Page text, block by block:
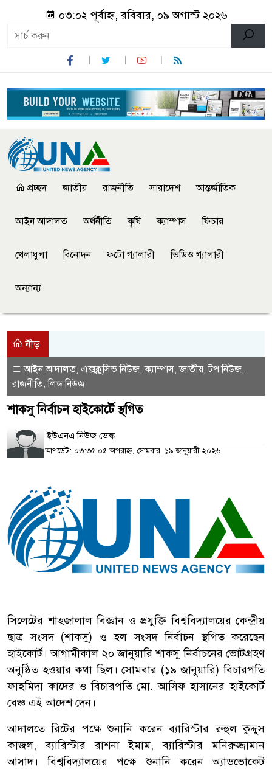
০৩:০২ পূর্বাহ্ন, রবিবার, ০৯ অগাস্ট ২০২৬
প্রচ্ছদ জাতীয় রাজনীতি সারাদেশ আন্তর্জাতিক
আইন আদালত অর্থনীতি কৃষি ক্যাম্পাস ফিচার
খেলাধুলা বিনোদন ফটো গ্যালারী ভিডিও গ্যালারী
অন্যান্য
নীড়
আইন আদালত, এক্সক্লুসিভ নিউজ,ক্যাম্পাস,জাতীয়,টপ নিউজ,
রাজনীতি,লিড নিউজ
শাকসু নির্বাচন হাইকোর্টে স্থগিত
ইউএনএ নিউজ ডেস্ক
আপডেট: ০৩:৩৫:০৫ অপরাহ্ন, সোমবার, ১৯ জানুয়ারী ২০২৬
সিলেটের শাহজালাল বিজ্ঞান ও প্রযুক্তি বিশ্ববিদ্যালয়ের কেন্দ্রীয়
ছাত্র সংসদ (শাকসু) ও হল সংসদ নির্বাচন স্থগিত করেছেন
হাইকোর্ট। আগামীকাল ২০ জানুয়ারি শাকসু নির্বাচনের ভোটগ্রহণ
অনুষ্ঠিত হওয়ার কথা ছিল। সোমবার (১৯ জানুয়ারি) বিচারপতি
ফাহমিদা কাদের ও বিচারপতি মো. আসিফ হাসানের হাইকোর্ট
বেঞ্চ এই আদেশ দেন।
আদালতে রিটের পক্ষে শুনানি করেন ব্যারিস্টার রুহুল কুদ্দুস
কাজল, ব্যারিস্টার রাশনা ইমাম, ব্যারিস্টার মনিরুজ্জামান
আসাদ। বিশ্ববিদ্যালয়ের পক্ষে শুনানি করেন অ্যাডভোকেট